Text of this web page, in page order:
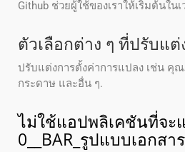
Github ช่วยผู้ใช้ของเราให้เริ่มต้นใน
ตัวเลือกต่าง ๆ ที่ปรับแต่
ปรับแต่งการตั้งค่าการแปลง เช่น คุ
กระดาษ และอื่น ๆ.
ไม่ใช้แอปพลิเคชันที่จะแ
0__BAR_รูปแบบเอกส